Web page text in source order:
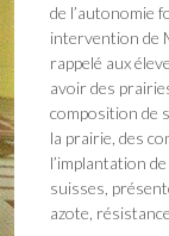
de l’autonomie
intervention de
rappelé aux
avoir des
composition de
la prairie, des
l’implantation
suisses,
azote,